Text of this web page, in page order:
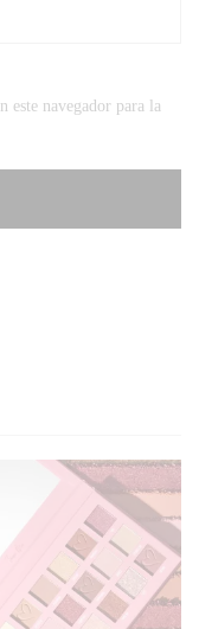
este navegador para la